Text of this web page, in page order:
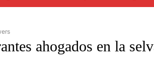
SPANISH" TO RECEIVE NOTIFICATIONS ABOUT NEW
ahogados en la